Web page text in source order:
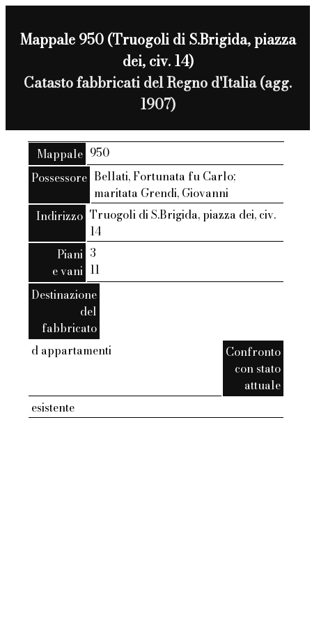
Mappale 950 (Truogoli di S.Brigida, piazza
dei, civ. 14)
Catasto fabbricati del Regno d'Italia (agg.
1907)
Mappale 950
Possessore Bellati, Fortunata fu Carlo;
maritata Grendi, Giovanni
Indirizzo Truogoli di S.Brigida, piazza dei, civ.
14
Piani
e vani
3
11
Destinazione
del
fabbricato
d appartamenti
Confronto
con stato
attuale
esistente